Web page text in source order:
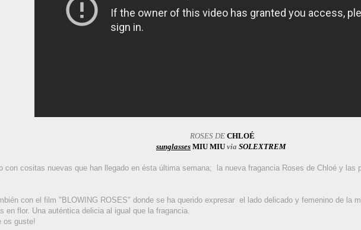
ROSES DE CHLOÉ
sunglasses MIU MIU via SOLEXTREM
con cositas nuevas que han llegado en ésta última semana; la nueva fragancia Roses de Chloé y las
con el film "BLOWING ROSES" donde se ha querido expresar el lado delicado y femenino de la
en flor. Una auténtica delicia al igual que la fragancia.
os guste!